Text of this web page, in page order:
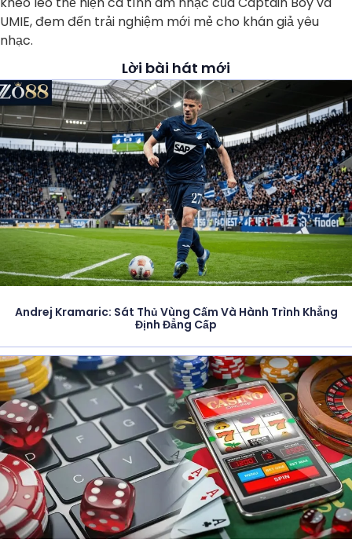
UMIE, đem đến trải nghiệm mới mẻ cho khán giả yêu
nhạc.
Lời bài hát mới
Andrej Kramaric: Sát Thủ Vùng Cấm Và Hành Trình Khẳng
Định Đẳng Cấp